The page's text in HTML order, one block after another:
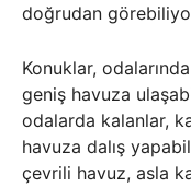
doğrudan
Konuklar,
geniş havuza
odalarda kalanlar,
havuza dalış
çevrili havuz, asla